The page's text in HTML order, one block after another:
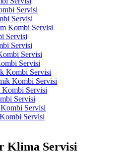
Servisi
Servisi
Kombi Servisi
Servisi
Servisi
Servisi
Servisi
Kombi Servisi
Kombi Servisi
Kombi Servisi
Servisi
Servisi
Servisi
Klima Servisi